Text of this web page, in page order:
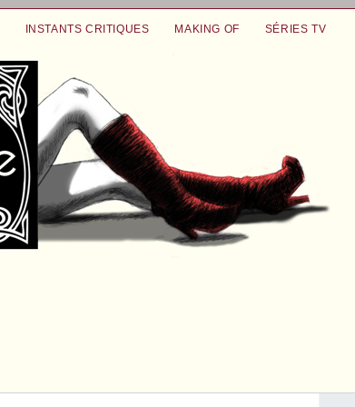
INSTANTS CRITIQUES MAKING OF SÉRIES TV